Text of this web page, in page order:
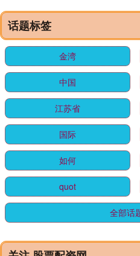
话题标签
金湾
中国
江苏省
国际
如何
quot
全部话